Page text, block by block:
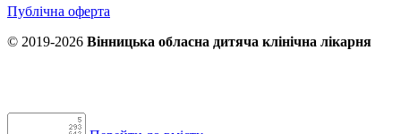
Публічна оферта
© 2019-2026 Вінницька обласна дитяча клінічна лікарня